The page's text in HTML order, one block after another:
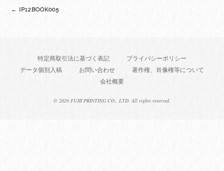
navigation
← IP12BOOK005
特定商取引法に基づく表記
プライバシーポリシー
データ個別入稿
お問い合わせ
著作権、肖像権等について
会社概要
© 2026 FUJII PRINTING CO., LTD. All rights reserved.